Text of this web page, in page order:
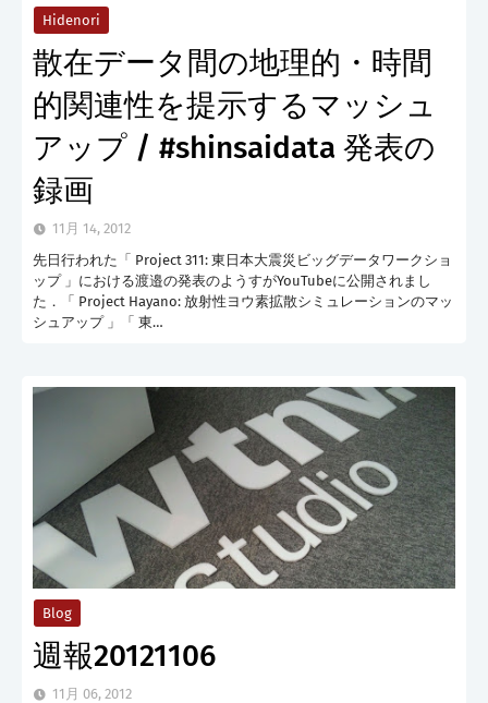
Hidenori
散在データ間の地理的・時間
的関連性を提示するマッシュ
アップ / #shinsaidata 発表の
録画
11月 14, 2012
先日行われた「 Project 311: 東日本大震災ビッグデータワークショ
ップ 」における渡邉の発表のようすがYouTubeに公開されまし
た．「 Project Hayano: 放射性ヨウ素拡散シミュレーションのマッ
シュアップ 」「 東…
Blog
週報20121106
11月 06, 2012